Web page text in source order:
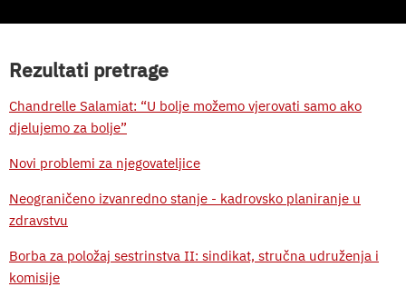
Rezultati pretrage
Chandrelle Salamiat: “U bolje možemo vjerovati samo ako
djelujemo za bolje”
Novi problemi za njegovateljice
Neograničeno izvanredno stanje - kadrovsko planiranje u
zdravstvu
Borba za položaj sestrinstva II: sindikat, stručna udruženja i
komisije